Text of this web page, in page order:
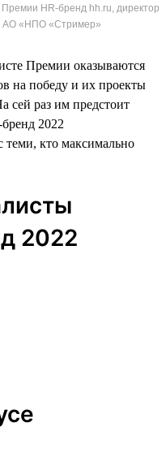
HR-бренд hh.ru, директор
АО «НПО «Стример»
Премии оказываются
на победу и их проекты
сей раз им предстоит
2022
теми, кто максимально
2022